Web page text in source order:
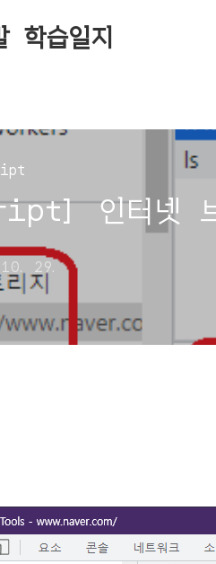
학습일지
인터넷
29.